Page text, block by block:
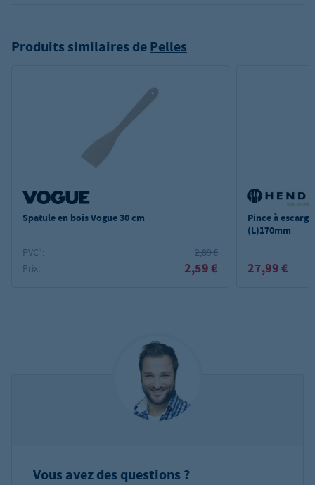
Produits similaires dePelles
Spatule en bois Vogue 30 cm
PVC²:
2,89 €
Prix:
2,59 €
Pince à
(L)170mm
27,99 €
Vous avez des questions ?